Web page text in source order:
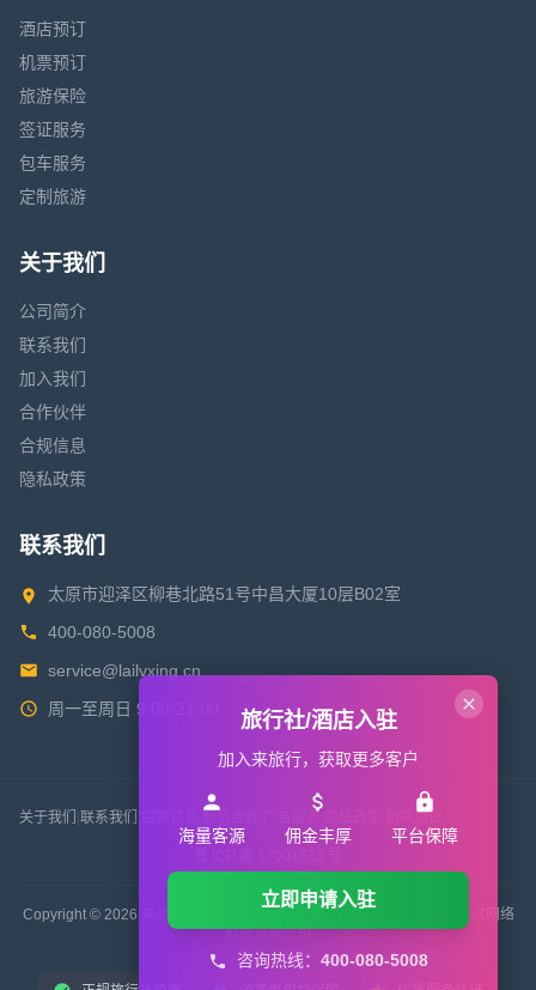
酒店预订
机票预订
旅游保险
签证服务
包车服务
定制旅游
关于我们
公司简介
联系我们
加入我们
合作伙伴
合规信息
隐私政策
联系我们
太原市迎泽区柳巷北路51号中昌大厦10层B02室
400-080-5008
service@lailvxing.cn
周一至周日 9:00-21:00
关于我们 联系我们 用户协议
Copyright © 2026 来旅行旅游网 All Rights Reserved. 版权所有 山西来这网络
科技有限公司
旅行社/酒店入驻
加入来旅行，获取更多客户
海量客源 佣金丰厚 平台保障
立即申请入驻
咨询热线： 400-080-5008